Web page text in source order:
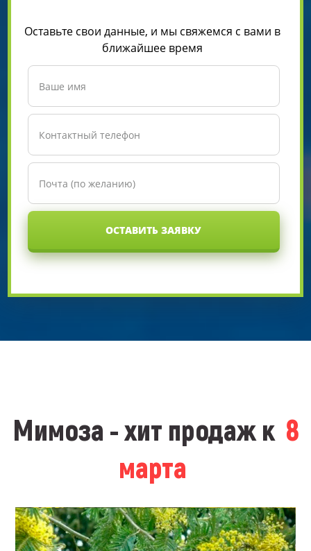
Оставьте свои данные, и мы свяжемся с вами в
ближайшее время
ОСТАВИТЬ ЗАЯВКУ
Мимоза - хит продаж к 8
марта